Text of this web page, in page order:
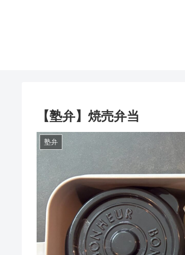
【塾弁】焼売弁当
塾弁